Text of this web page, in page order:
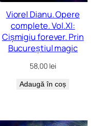
Viorel Dianu. Opere
complete. Vol.XI:
Cișmigiu forever. Prin
Bucureștiul magic
58,00 lei
Adaugă în coș